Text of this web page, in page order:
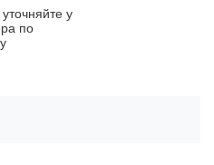
у
по